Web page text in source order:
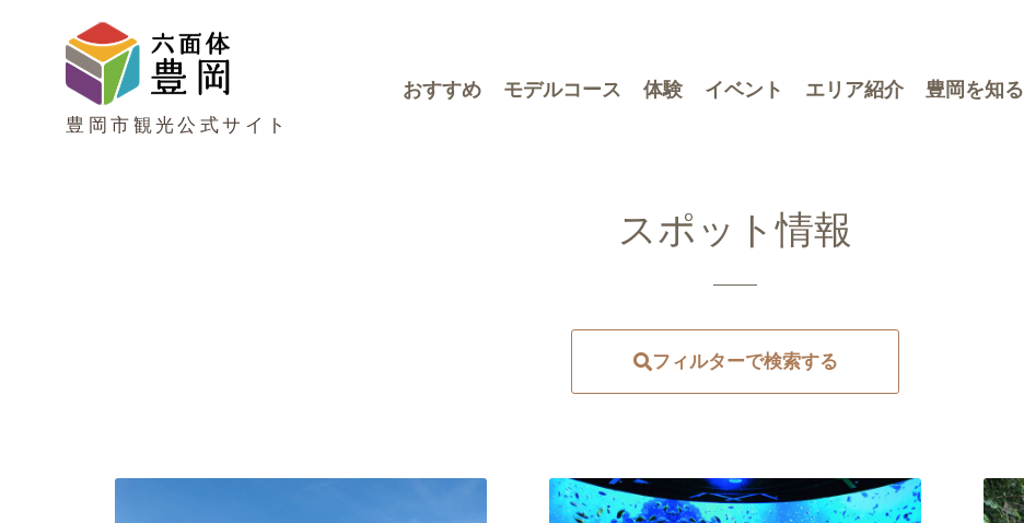
豊岡市観光公式サイト
おすすめ モデルコース 体験 イベント エリア紹介 豊岡を知る
スポット情報
フィルターで検索する